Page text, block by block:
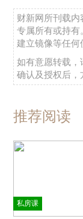
财新网所刊载
专属所有或持有
建立镜像等任何
如有意愿转载，
确认及授权后，
推荐阅读
私房课